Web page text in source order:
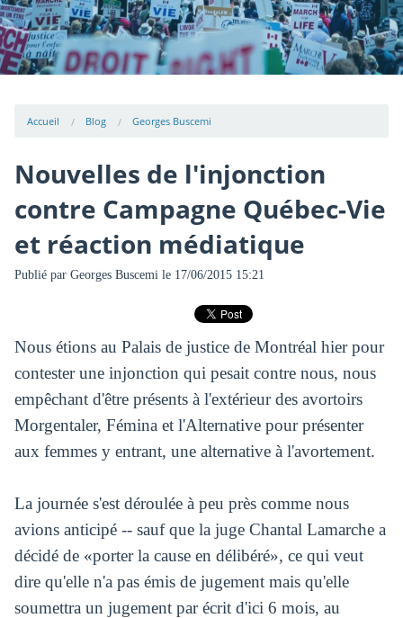
Accueil Blog Georges Buscemi
Nouvelles de l'injonction
contre Campagne Québec-Vie
et réaction médiatique
Publié par Georges Buscemile 17/06/2015 15:21
Nous étions au Palais de justice de Montréal hier pour
contester une injonction qui pesait contre nous, nous
empêchant d'être présents à l'extérieur des avortoirs
Morgentaler, Fémina et l'Alternative pour présenter
aux femmes y entrant, une alternative à l'avortement.
La journée s'est déroulée à peu près comme nous
avions anticipé -- sauf que la juge Chantal Lamarche a
décidé de «porter la cause en délibéré», ce qui veut
dire qu'elle n'a pas émis de jugement mais qu'elle
soumettra un jugement par écrit d'ici 6 mois, au